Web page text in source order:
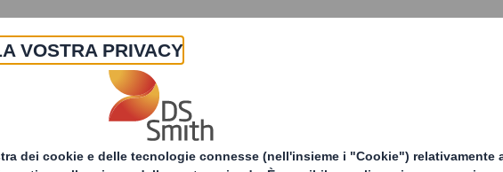
La nostra azienda Prodotti & Servizi